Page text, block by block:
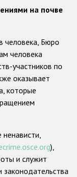
на почве
человека, Бюро
человека
участников по
оказывает
которые
),
и служит